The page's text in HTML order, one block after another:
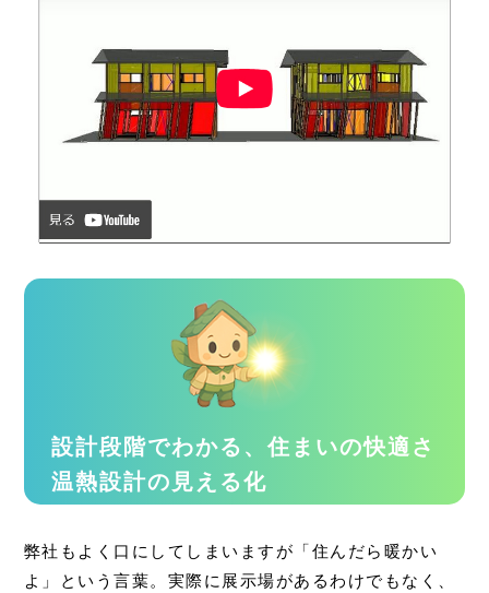
設計段階でわかる、住まいの快適さ
温熱設計の見える化
弊社もよく口にしてしまいますが「住んだら暖かい
よ」という言葉。実際に展示場があるわけでもなく、